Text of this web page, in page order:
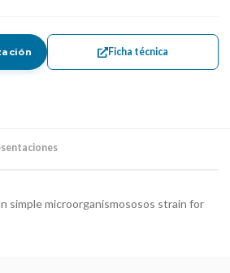
Ficha técnica
simple microorganismososos strain for